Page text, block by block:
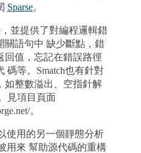
Sparse。
，並提供了對編程邏輯錯
關語句中 缺少斷點，錯
回值，忘記在錯誤路徑
碼等。Smatch也有針對
如整數溢出、空指針解
見項目頁面
。
使用的另一個靜態分析
用來 幫助源代碼的重構